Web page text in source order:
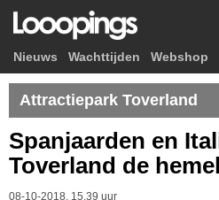
Nieuws Wachttijden Webshop
Attractiepark Toverland
Spanjaarden en
Toverland de
08-10-2018, 15.39 uur